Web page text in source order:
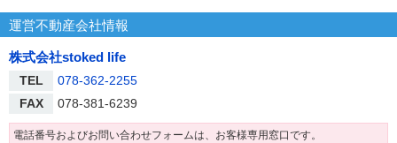
運営不動産会社情報
株式会社stoked life
TEL
078-362-2255
FAX
078-381-6239
電話番号およびお問い合わせフォームは、お客様専用窓口です。